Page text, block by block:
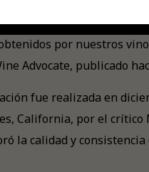
alegría compartimos los
por nuestros
Advocate, publicado
fue realizada en
California, por el crítico
la calidad y